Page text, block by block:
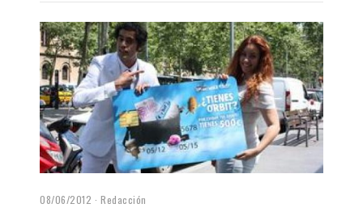
08/06/2012 Redacción